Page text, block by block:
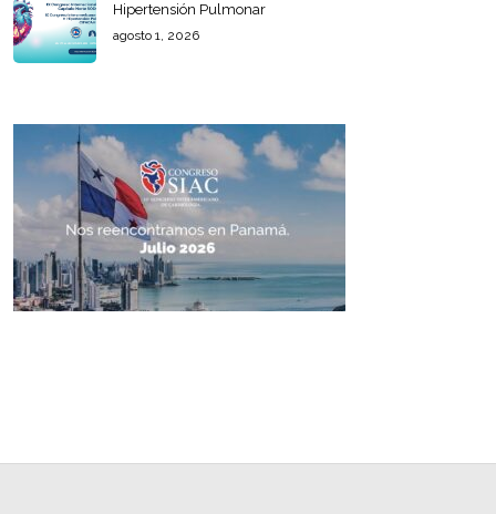
Hipertensión Pulmonar
agosto 1, 2026